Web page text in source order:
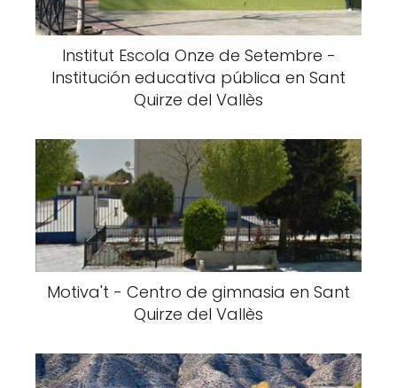
Institut Escola Onze de Setembre -
Institución educativa pública en Sant
Quirze del Vallès
Motiva't - Centro de gimnasia en Sant
Quirze del Vallès